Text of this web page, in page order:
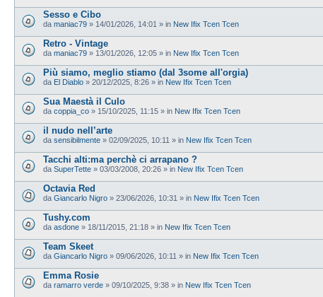
Sesso e Cibo
da maniac79 » 14/01/2026, 14:01 » in New Ifix Tcen Tcen
Retro - Vintage
da maniac79 » 13/01/2026, 12:05 » in New Ifix Tcen Tcen
Più siamo, meglio stiamo (dal 3some all'orgia)
da El Diablo » 20/12/2025, 8:26 » in New Ifix Tcen Tcen
Sua Maestà il Culo
da coppia_co » 15/10/2025, 11:15 » in New Ifix Tcen Tcen
il nudo nell’arte
da sensibilmente » 02/09/2025, 10:11 » in New Ifix Tcen Tcen
Tacchi alti:ma perchè ci arrapano ?
da SuperTette » 03/03/2008, 20:26 » in New Ifix Tcen Tcen
Octavia Red
da Giancarlo Nigro » 23/06/2026, 10:31 » in New Ifix Tcen Tcen
Tushy.com
da asdone » 18/11/2015, 21:18 » in New Ifix Tcen Tcen
Team Skeet
da Giancarlo Nigro » 09/06/2026, 10:11 » in New Ifix Tcen Tcen
Emma Rosie
da ramarro verde » 09/10/2025, 9:38 » in New Ifix Tcen Tcen